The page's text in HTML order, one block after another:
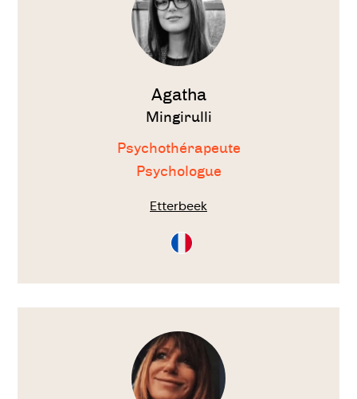
Agatha
Mingirulli
Psychothérapeute
Psychologue
Etterbeek
Consultation
en
Voir